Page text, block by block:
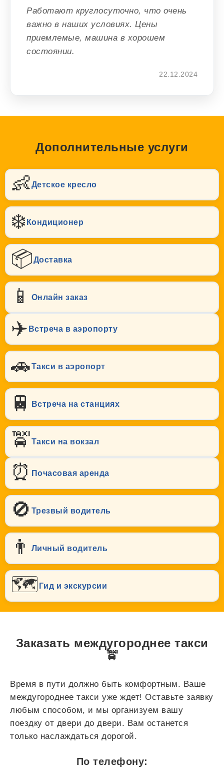
Работают круглосуточно, что очень
важно в наших условиях. Цены
приемлемые, машина в хорошем
состоянии.
22.12.2024
Дополнительные услуги
👶Детское кресло
❄️ Кондиционер
📦Доставка
📱 Онлайн заказ
✈️ Встреча в аэропорту
🚗Такси в аэропорт
🚆 Встреча на станциях
🚖Такси на вокзал
⏰ Почасовая аренда
🚫 Трезвый водитель
👨 Личный водитель
🗺️ Гид и экскурсии
Заказать междугороднее такси
🚖
Время в пути должно быть комфортным. Ваше
междугороднее такси уже ждет! Оставьте заявку
любым способом, и мы организуем вашу
поездку от двери до двери. Вам останется
только наслаждаться дорогой.
По телефону: